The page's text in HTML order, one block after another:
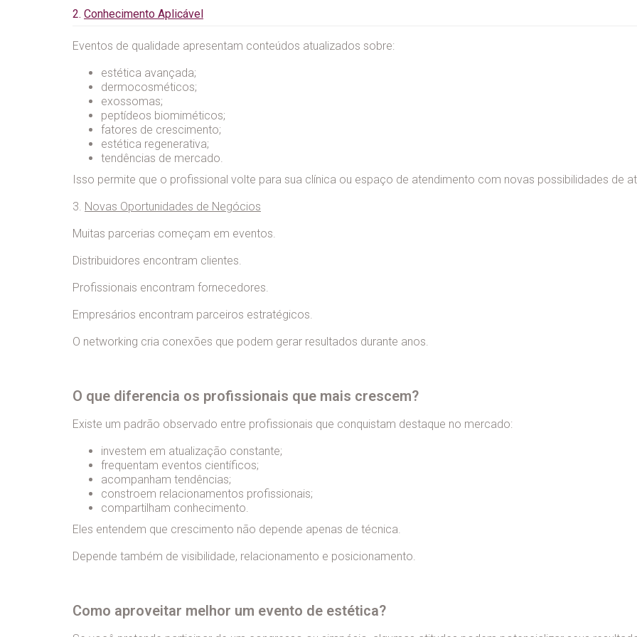
2. Conhecimento Aplicável
Eventos de qualidade apresentam conteúdos atualizados sobre:
estética avançada;
dermocosméticos;
exossomas;
peptídeos biomiméticos;
fatores de crescimento;
estética regenerativa;
tendências de mercado.
Isso permite que o profissional volte para sua clínica ou espaço de atendimento com novas possibilidades de
3. Novas Oportunidades de Negócios
Muitas parcerias começam em eventos.
Distribuidores encontram clientes.
Profissionais encontram fornecedores.
Empresários encontram parceiros estratégicos.
O networking cria conexões que podem gerar resultados durante anos.
O que diferencia os profissionais que mais crescem?
Existe um padrão observado entre profissionais que conquistam destaque no mercado:
investem em atualização constante;
frequentam eventos científicos;
acompanham tendências;
constroem relacionamentos profissionais;
compartilham conhecimento.
Eles entendem que crescimento não depende apenas de técnica.
Depende também de visibilidade, relacionamento e posicionamento.
Como aproveitar melhor um evento de estética?